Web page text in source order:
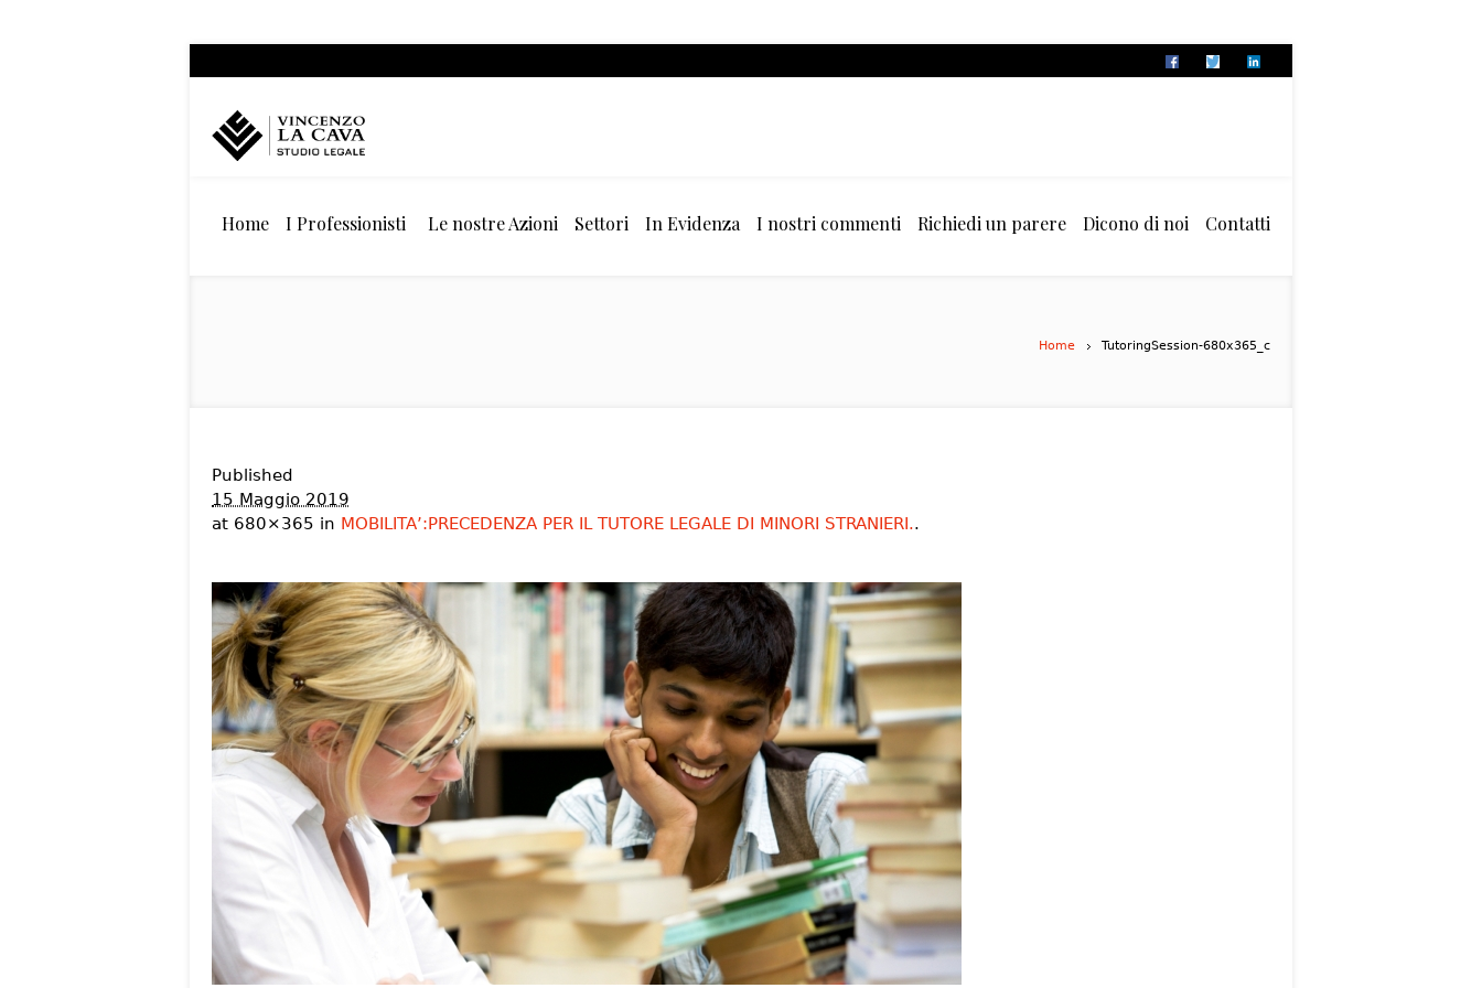
Home I Professionisti Le nostre Azioni Settori In Evidenza I nostri commenti Richiedi un parere Dicono di noi Contatti
Home TutoringSession-680x365_c
Published
15 Maggio 2019
at 680×365 in MOBILITA’:PRECEDENZA PER IL TUTORE LEGALE DI MINORI STRANIERI..